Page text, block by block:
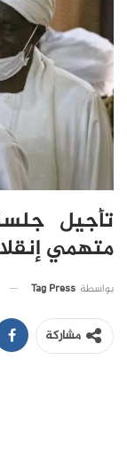
متهمي
بواسطة Tag Press
مشاركة